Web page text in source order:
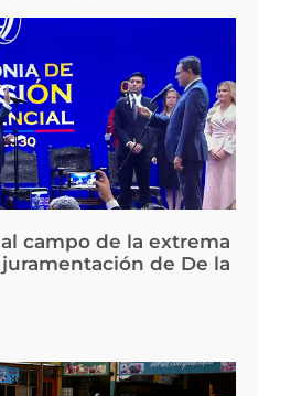
campo de la extrema
de De la